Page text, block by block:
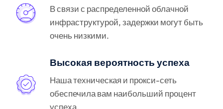
В связи с распределенной облачной
инфраструктурой, задержки могут быть
очень низкими.
Высокая вероятность успеха
Наша техническая и прокси-сеть
обеспечила вам наибольший процент
успеха.